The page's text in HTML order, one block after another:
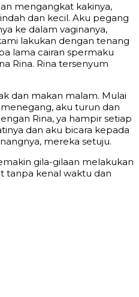
mengangkat kakinya,
dan kecil. Aku pegang
ke dalam vaginanya,
lakukan dengan tenang
lama cairan spermaku
Rina. Rina tersenyum
dan makan malam. Mulai
aku turun dan
Rina, ya hampir setiap
dan aku bicara kepada
mereka setuju.
gila-gilaan melakukan
tanpa kenal waktu dan